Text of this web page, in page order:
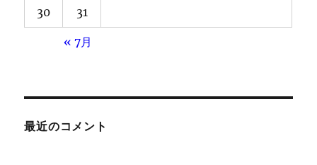
30 31
« 7月
最近のコメント